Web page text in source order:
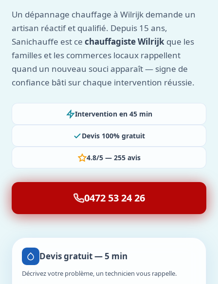
Un dépannage chauffage à Wilrijk demande un
artisan réactif et qualifié. Depuis 15 ans,
Sanichauffe est ce chauffagiste Wilrijk que les
familles et les commerces locaux rappellent
quand un nouveau souci apparaît — signe de
confiance bâti sur chaque intervention réussie.
Intervention en 45 min
Devis 100% gratuit
4.8/5 — 255 avis
0472 53 24 26
Devis gratuit — 5 min
Décrivez votre problème, un technicien vous rappelle.